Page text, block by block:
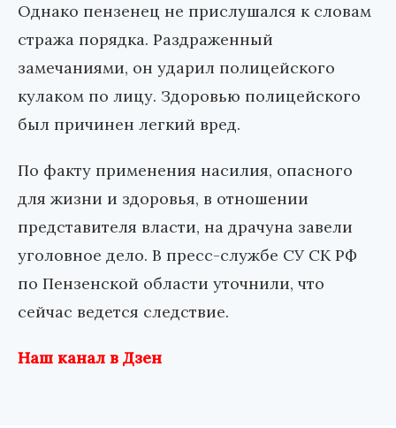
Однако пензенец не прислушался к словам
стража порядка. Раздраженный
замечаниями, он ударил полицейского
кулаком по лицу. Здоровью полицейского
был причинен легкий вред.
По факту применения насилия, опасного
для жизни и здоровья, в отношении
представителя власти, на драчуна завели
уголовное дело. В пресс-службе СУ СК РФ
по Пензенской области уточнили, что
сейчас ведется следствие.
Наш канал в Дзен